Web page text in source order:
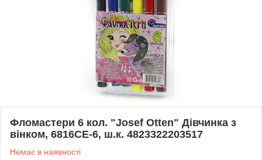
Фломастери 6 кол. "Josef Otten" Дівчинка з
вінком, 6816CE-6, ш.к. 4823322203517
Немає в наявності